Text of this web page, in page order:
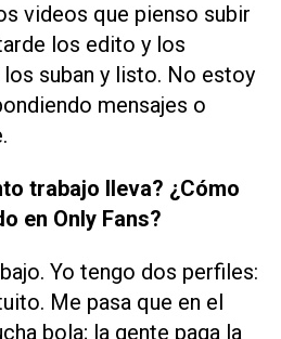
videos que pienso subir
los edito y los
suban y listo. No estoy
mensajes o
trabajo lleva? ¿Cómo
en Only Fans?
Yo tengo dos perfiles:
Me pasa que en el
bola; la gente paga la